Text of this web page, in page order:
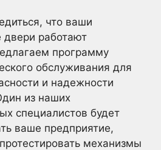
что ваши
работают
программу
обслуживания для
и надежности
из наших
специалистов будет
ваше предприятие,
механизмы